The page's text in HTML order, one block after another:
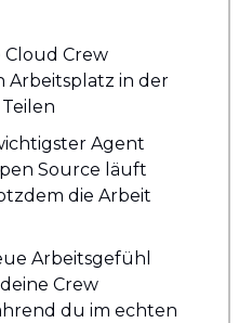
Cloud Crew
Arbeitsplatz in der
Agent
Source läuft
die Arbeit
Arbeitsgefühl
Crew
du im echten